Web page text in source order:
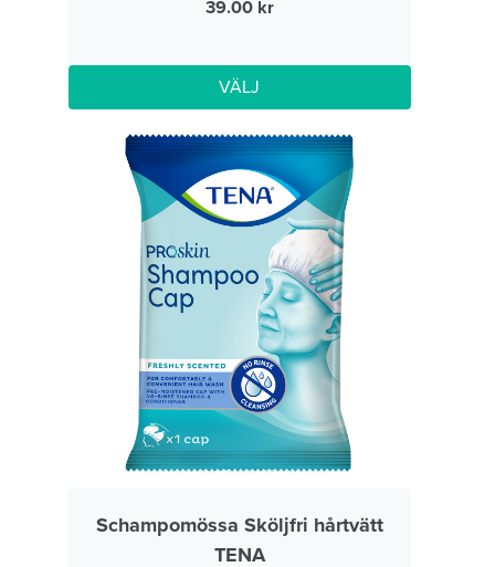
39.00
VÄLJ
Schampomössa Sköljfri hårtvätt
TENA